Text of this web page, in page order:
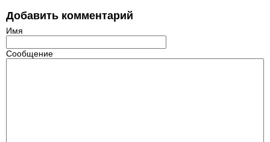
Добавить комментарий
Имя
Сообщение